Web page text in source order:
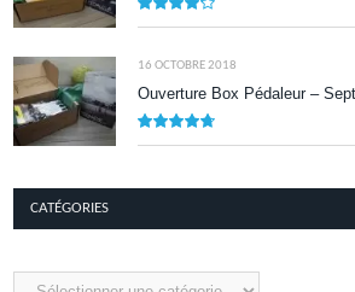
16 OCTOBRE 2018
Ouverture Box Pédaleur –
CATÉGORIES
Catégories